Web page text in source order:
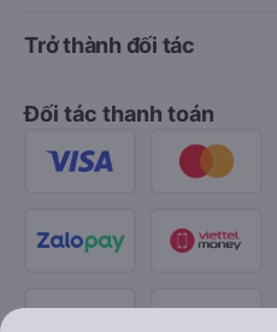
Trở thành đối tác
Đối tác thanh toán